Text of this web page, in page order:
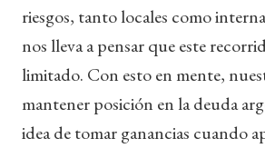
riesgos, tanto locales como
nos lleva a pensar que este
limitado. Con esto en mente,
mantener posición en la deuda
idea de tomar ganancias cuando